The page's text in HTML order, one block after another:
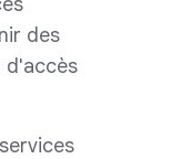
des
d'accès